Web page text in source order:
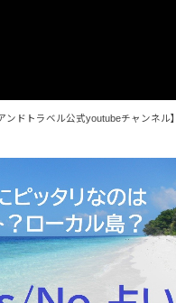
ンドトラベル公式youtubeチャンネル】